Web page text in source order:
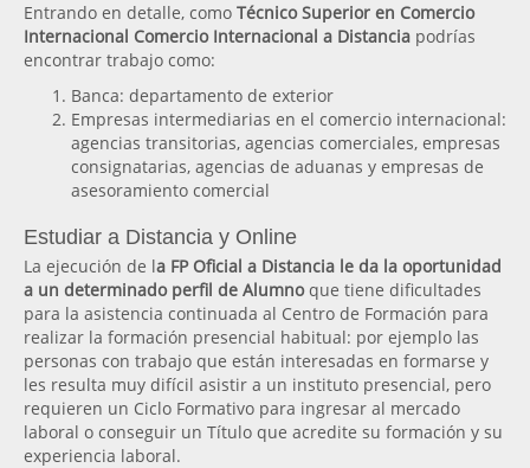
Entrando en detalle, como Técnico Superior en Comercio
Internacional Comercio Internacional a Distancia podrías
encontrar trabajo como:
Banca: departamento de exterior
Empresas intermediarias en el comercio internacional:
agencias transitorias, agencias comerciales, empresas
consignatarias, agencias de aduanas y empresas de
asesoramiento comercial
Estudiar a Distancia y Online
La ejecución de la FP Oficial a Distancia le da la oportunidad
a un determinado perfil de Alumnoque tiene dificultades
para la asistencia continuada al Centro de Formación para
realizar la formación presencial habitual: por ejemplo las
personas con trabajo que están interesadas en formarse y
les resulta muy difícil asistir a un instituto presencial, pero
requieren un Ciclo Formativo para ingresar al mercado
laboral o conseguir un Título que acredite su formación y su
experiencia laboral.